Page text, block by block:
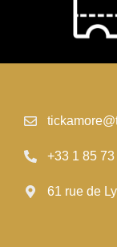
+33 1 85 73
61 rue de